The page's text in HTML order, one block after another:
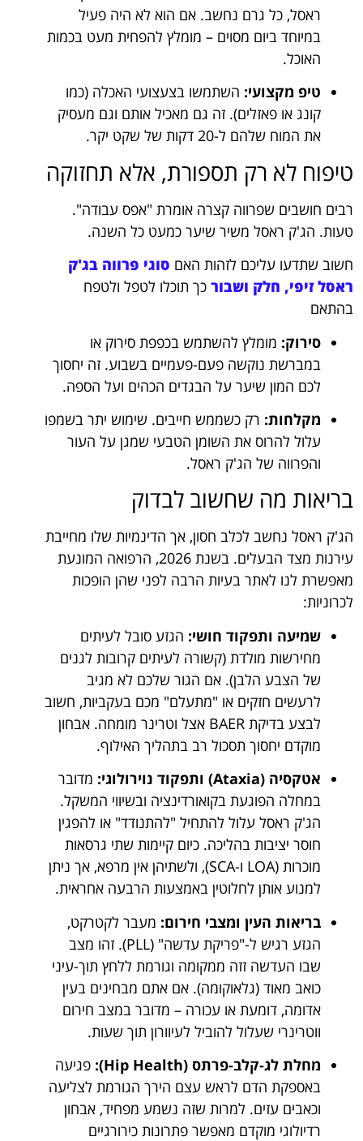
ראסל, כל גרם נחשב. אם הוא לא היה פעיל
במיוחד ביום מסוים – מומלץ להפחית מעט בכמות
האוכל.
טיפ מקצועי: השתמשו בצעצועי האכלה (כמו
קונג או פאזלים). זה גם מאכיל אותם וגם מעסיק
את המוח שלהם ל-20 דקות של שקט יקר.
טיפוח לא רק תספורת, אלא תחזוקה
רבים חושבים שפרווה קצרה אומרת "אפס עבודה".
טעות. הג'ק ראסל משיר שיער כמעט כל השנה.
חשוב שתדעו עליכם לזהות האם סוגי פרווה בג'ק
ראסל זיפי, חלק ושבור כך תוכלו לטפל ולטפח
בהתאם
סירוק: מומלץ להשתמש בכפפת סירוק או
במברשת נוקשה פעם-פעמיים בשבוע. זה יחסוך
לכם המון שיער על הבגדים הכהים ועל הספה.
מקלחות: רק כשממש חייבים. שימוש יתר בשמפו
עלול להרוס את השומן הטבעי שמגן על העור
והפרווה של הג'ק ראסל.
בריאות מה שחשוב לבדוק
הג'ק ראסל נחשב לכלב חסון, אך הדינמיות שלו מחייבת
עירנות מצד הבעלים. בשנת 2026, הרפואה המונעת
מאפשרת לנו לאתר בעיות הרבה לפני שהן הופכות
לכרוניות:
שמיעה ותפקוד חושי: הגזע סובל לעיתים
מחירשות מולדת (קשורה לעיתים קרובות לגנים
של הצבע הלבן). אם הגור שלכם לא מגיב
לרעשים חזקים או "מתעלם" מכם בעקביות, חשוב
לבצע בדיקת BAER אצל וטרינר מומחה. אבחון
מוקדם יחסוך תסכול רב בתהליך האילוף.
אטקסיה (Ataxia) ותפקוד נוירולוגי:
מדובר
במחלה הפוגעת בקואורדינציה ובשיווי המשקל.
הג'ק ראסל עלול להתחיל "להתנודד" או להפגין
חוסר יציבות בהליכה. כיום קיימות שתי גרסאות
מוכרות (LOA ו-SCA), ולשתיהן אין מרפא, אך ניתן
למנוע אותן לחלוטין באמצעות הרבעה אחראית.
בריאות העין ומצבי חירום: מעבר לקטרקט,
הגזע רגיש ל-"פריקת עדשה" (PLL). זהו מצב
שבו העדשה זזה ממקומה וגורמת ללחץ תוך-עיני
כואב מאוד (גלאוקומה). אם אתם מבחינים בעין
אדומה, דומעת או עכורה – מדובר במצב חירום
ווטרינרי שעלול להוביל לעיוורון תוך שעות.
מחלת לג-קלב-פרתס (Hip Health):
פגיעה
באספקת הדם לראש עצם הירך הגורמת לצליעה
וכאבים עזים. למרות שזה נשמע מפחיד, אבחון
רדיולוגי מוקדם מאפשר פתרונות כירורגיים